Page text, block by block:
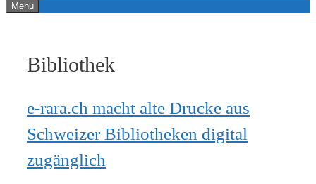
Menu
Bibliothek
e-rara.ch macht alte Drucke aus
Schweizer Bibliotheken digital
zugänglich